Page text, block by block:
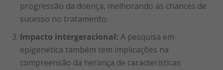
progressão da doença, melhorando as chances de
sucesso no tratamento.
Impacto intergeracional: A pesquisa em
epigenética também tem implicações na
compreensão da herança de características